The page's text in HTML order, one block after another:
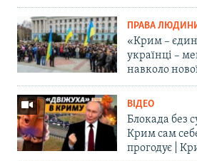
ПРАВА
«Крим –
українці –
навколо
ВІДЕО
Блокада без
Крим сам
прогодує |